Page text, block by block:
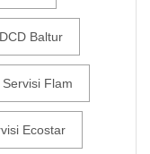
Baltur
Flam
Ecostar